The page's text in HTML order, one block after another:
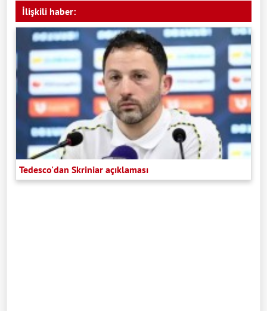
İlişkili haber:
Tedesco'dan Skriniar açıklaması